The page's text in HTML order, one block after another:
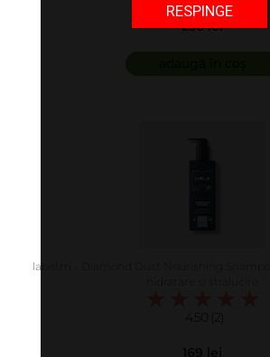
250 lei
label.m - Diamond Dust Nourishing
4.50 (2)
RESPINGE